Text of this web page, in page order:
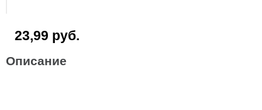
23,99 руб.
Описание